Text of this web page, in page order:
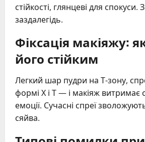
стійкості, глянцеві для
заздалегідь.
Фіксація макіяжу:
його стійким
Легкий шар пудри на Т-зону,
формі Х і Т — і макіяж витримає
емоції. Сучасні спреї
сяйва.